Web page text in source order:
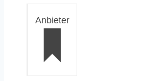
Anbieter